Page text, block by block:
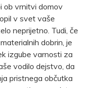
ob vrnitvi domov
v svet vaše
neprijetno. Tudi, če
dobrin, je
izgube varnosti za
vodilo dejstvo, da
pristnega občutka